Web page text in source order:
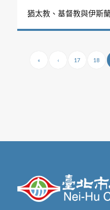
猶太教、基督教與伊斯
« ‹ 17 18